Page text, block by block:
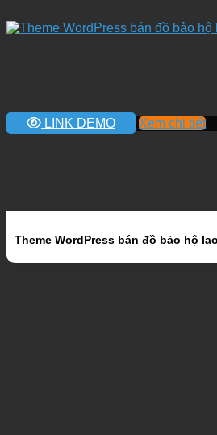
LINK DEMO Xem chi tiết
Theme WordPress bán đồ bảo hộ